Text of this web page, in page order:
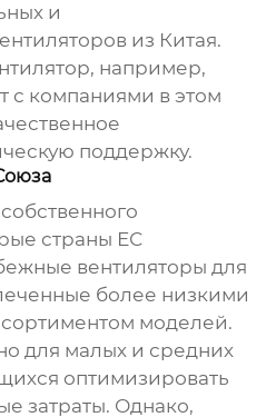
и
из Китая.
, например,
с компаниями в этом
поддержку.
страны ЕС
вентиляторы для
более низкими
моделей.
для малых и средних
оптимизировать
затраты. Однако,